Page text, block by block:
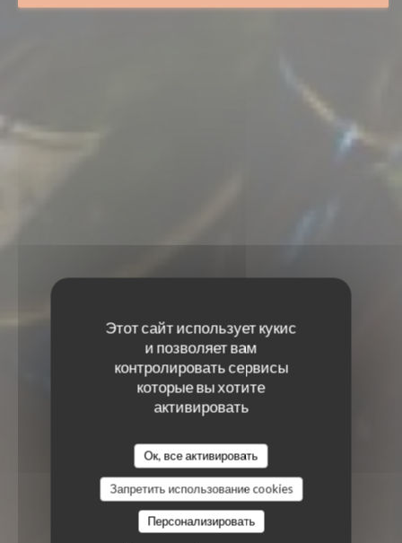
Этот сайт использует кукис
и позволяет вам
контролировать сервисы
которые вы хотите
активировать
Ок, все активировать
Запретить использование cookies
Персонализировать